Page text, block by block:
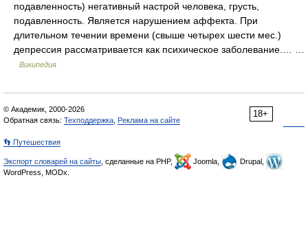
подавленность) негативный настрой человека, грусть,
подавленность. Является нарушением аффекта. При
длительном течении времени (свыше четырех шести мес.)
депрессия рассматривается как психическое заболевание.… …
Википедия
18+
© Академик, 2000-2026
Обратная связь: Техподдержка Реклама на сайте
👣 Путешествия
Экспорт словарей на сайты , сделанные на PHP, Joomla,
Drupal,
WordPress, MODx.